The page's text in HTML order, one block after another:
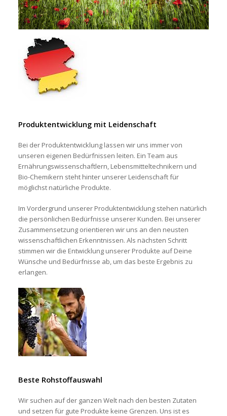
Produktentwicklung mit Leidenschaft
Bei der Produktentwicklung lassen wir uns immer von
unseren eigenen Bedürfnissen leiten. Ein Team aus
Ernährungswissenschaftlern, Lebensmitteltechnikern und
Bio-Chemikern steht hinter unserer Leidenschaft für
möglichst natürliche Produkte.
Im Vordergrund unserer Produktentwicklung stehen natürlich
die persönlichen Bedürfnisse unserer Kunden. Bei unserer
Zusammensetzung orientieren wir uns an den neusten
wissenschaftlichen Erkenntnissen. Als nächsten Schritt
stimmen wir die Entwicklung unserer Produkte auf Deine
Wünsche und Bedürfnisse ab, um das beste Ergebnis zu
erlangen.
Beste Rohstoffauswahl
Wir suchen auf der ganzen Welt nach den besten Zutaten
und setzen für gute Produkte keine Grenzen. Uns ist es